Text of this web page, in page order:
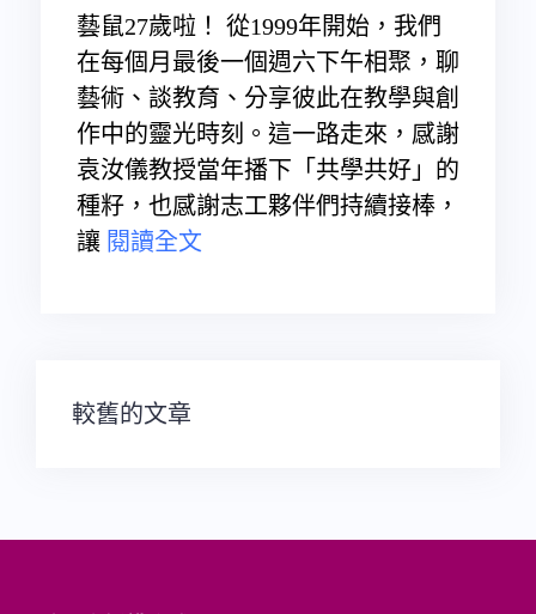
藝鼠27歲啦！ 從1999年開始，我們
在每個月最後一個週六下午相聚，聊
藝術、談教育、分享彼此在教學與創
作中的靈光時刻。這一路走來，感謝
袁汝儀教授當年播下「共學共好」的
種籽，也感謝志工夥伴們持續接棒，
讓 閱讀全文
文
章
較舊的文章